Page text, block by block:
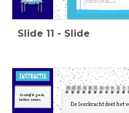
Slide 11 - Slide
Zo schrijf ik goede,
heldere zinnen.
De leerkracht doet het